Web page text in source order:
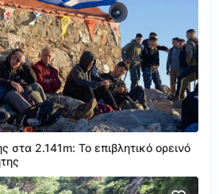
στα 2.141m: Το επιβλητικό ορεινό